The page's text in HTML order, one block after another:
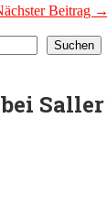
Beitrag →
Suchen
Saller